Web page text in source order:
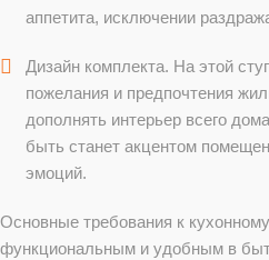
аппетита, исключении
Дизайн комплекта. На этой
пожелания и предпочтения
дополнять интерьер всего
быть станет акцентом
эмоций.
Основные требования к
функциональным и удобным в